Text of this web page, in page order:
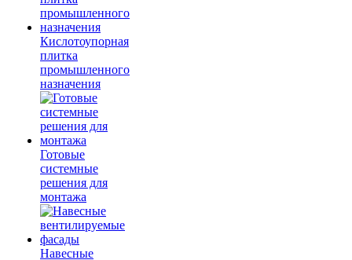
Кислотоупорная
плитка
промышленного
назначения
Готовые
системные
решения для
монтажа
Навесные